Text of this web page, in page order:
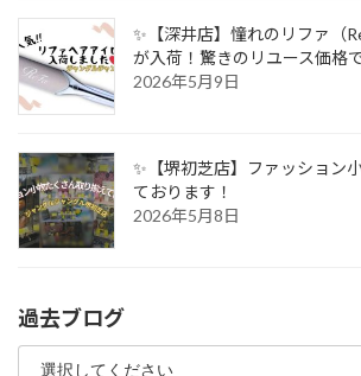
✨【深井店】憧れのリファ（
が入荷！驚きのリユース価格
2026年5月9日
✨【堺初芝店】ファッション
ております！
2026年5月8日
過去ブログ